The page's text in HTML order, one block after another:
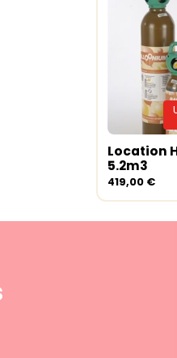
Lire la
Location
5.2m3
419,00 €